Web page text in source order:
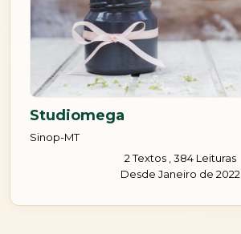
Studiomega
Sinop-MT
2 Textos , 384 Leituras
Desde Janeiro de 2022